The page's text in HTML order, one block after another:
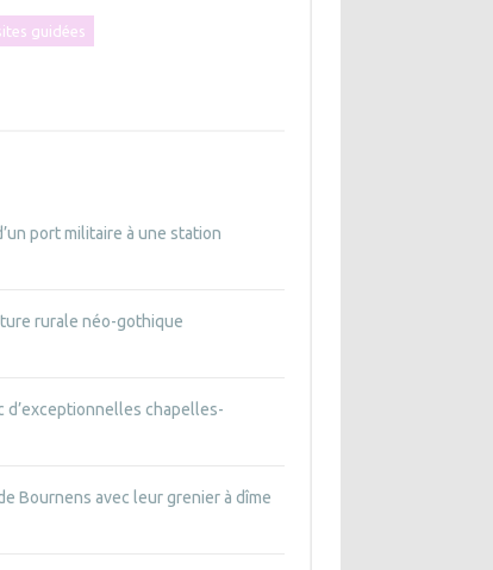
guidées
port militaire à une station
rurale néo-gothique
d’exceptionnelles chapelles-
Bournens avec leur grenier à dîme